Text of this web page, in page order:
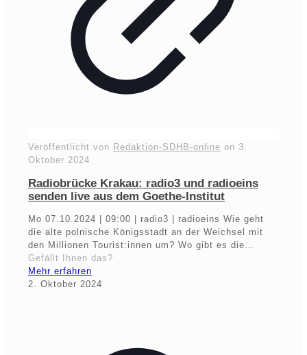
Veröffentlicht von Redaktion-SDHB-online on 3.
Oktober 2024
Radiobrücke Krakau: radio3 und radioeins
senden live aus dem Goethe-Institut
Mo 07.10.2024 | 09:00 | radio3 | radioeins Wie geht
die alte polnische Königsstadt an der Weichsel mit
den Millionen Tourist:innen um? Wo gibt es die…
Gefällt Ihnen das?
Mehr erfahren
2. Oktober 2024